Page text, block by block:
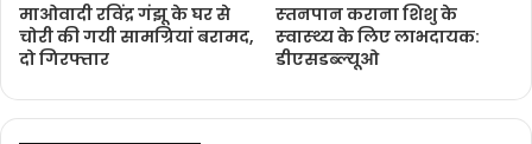
माओवादी रविंद्र गंझू के घर से
चोरी की गयी सामग्रियां बरामद,
दो गिरफ्तार
स्‍तनपान कराना शिशु के
स्‍वास्‍थ्‍य के लिए लाभदायक:
डीएसडब्‍ल्‍यूओ